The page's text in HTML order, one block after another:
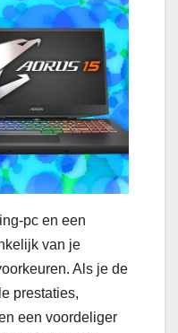
pc en een
van je
Als je de
prestaties,
een voordeliger